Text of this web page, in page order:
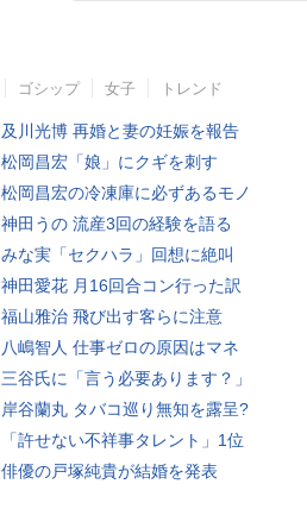
ゴシップ 女子 トレンド
及川光博 再婚と妻の妊娠を報告
松岡昌宏「娘」にクギを刺す
松岡昌宏の冷凍庫に必ずあるモノ
神田うの 流産3回の経験を語る
みな実「セクハラ」回想に絶叫
神田愛花 月16回合コン行った訳
福山雅治 飛び出す客らに注意
八嶋智人 仕事ゼロの原因はマネ
三谷氏に「言う必要あります？」
岸谷蘭丸 タバコ巡り無知を露呈?
「許せない不祥事タレント」1位
俳優の戸塚純貴が結婚を発表